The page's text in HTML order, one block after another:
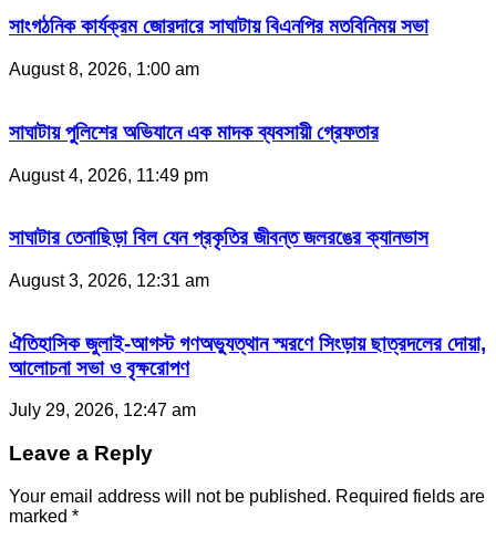
সাংগঠনিক কার্যক্রম জোরদারে সাঘাটায় বিএনপির মতবিনিময় সভা
August 8, 2026, 1:00 am
সাঘাটায় পুলিশের অভিযানে এক মাদক ব্যবসায়ী গ্রেফতার
August 4, 2026, 11:49 pm
সাঘাটার তেনাছিড়া বিল যেন প্রকৃতির জীবন্ত জলরঙের ক্যানভাস
August 3, 2026, 12:31 am
ঐতিহাসিক জুলাই-আগস্ট গণঅভ্যুত্থান স্মরণে সিংড়ায় ছাত্রদলের দোয়া,
আলোচনা সভা ও বৃক্ষরোপণ
July 29, 2026, 12:47 am
Leave a Reply
Your email address will not be published. Required fields are
marked *